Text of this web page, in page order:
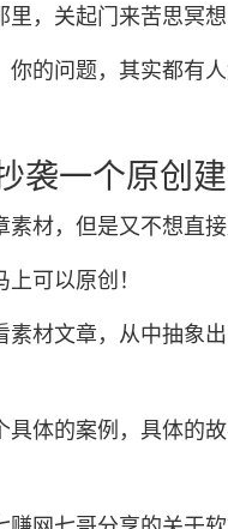
，关起门来苦思冥想
的问题，其实都有人
袭一个原创建
，但是又不想直接
可以原创！
材文章，从中抽象出
体的案例，具体的故